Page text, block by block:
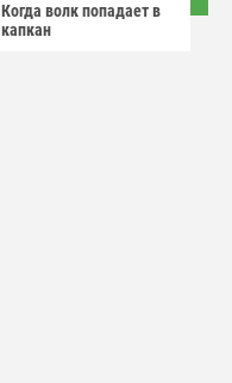
Когда волк попадает в
капкан